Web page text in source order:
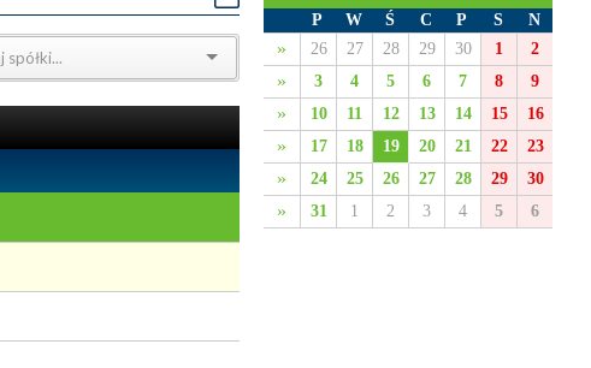
» 26 27 28 29 30 1 2
» 3 4 5 6 7 8 9
» 10 11 12 13 14 15 16
» 17 18 19 20 21 22 23
» 24 25 26 27 28 29 30
» 31 1 2 3 4 5 6
P W Ś C P S N